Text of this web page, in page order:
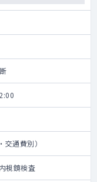
通費別）
視鏡検査